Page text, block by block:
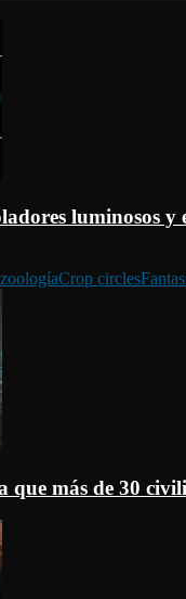
luminosos
Crop circles
más de 30